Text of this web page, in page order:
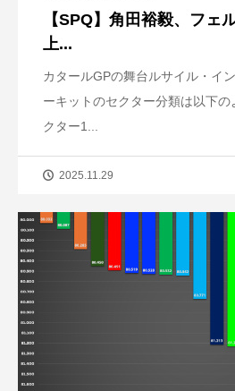
【SPQ】角田裕毅、フェ
上...
カタールGPの舞台ルサイル・イ
ーキットのセクター分類は以下
クター1...
2025.11.29